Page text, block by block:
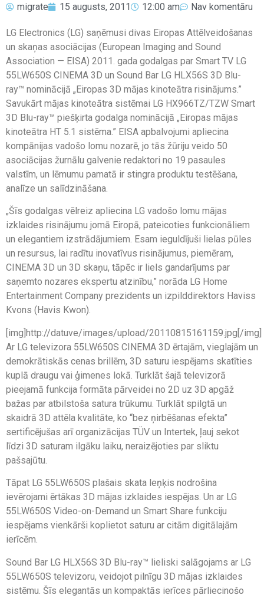
migrate 15 augusts, 2011 12:00 am Nav komentāru
LG Electronics (LG) saņēmusi divas Eiropas Attēlveidošanas
un skaņas asociācijas (European Imaging and Sound
Association — EISA) 2011. gada godalgas par Smart TV LG
55LW650S CINEMA 3D un Sound Bar LG HLX56S 3D Blu-
ray™ nominācijā „Eiropas 3D mājas kinoteātra risinājums.”
Savukārt mājas kinoteātra sistēmai LG HX966TZ/TZW Smart
3D Blu-ray™ piešķirta godalga nominācijā „Eiropas mājas
kinoteātra HT 5.1 sistēma.” EISA apbalvojumi apliecina
kompānijas vadošo lomu nozarē, jo tās žūriju veido 50
asociācijas žurnālu galvenie redaktori no 19 pasaules
valstīm, un lēmumu pamatā ir stingra produktu testēšana,
analīze un salīdzināšana.
„Šīs godalgas vēlreiz apliecina LG vadošo lomu mājas
izklaides risinājumu jomā Eiropā, pateicoties funkcionāliem
un elegantiem izstrādājumiem. Esam ieguldījuši lielas pūles
un resursus, lai radītu inovatīvus risinājumus, piemēram,
CINEMA 3D un 3D skaņu, tāpēc ir liels gandarījums par
saņemto nozares ekspertu atzinību,” norāda LG Home
Entertainment Company prezidents un izpilddirektors Haviss
Kvons (Havis Kwon).
[img]http://datuve/images/upload/20110815161159.jpg[/img]
Ar LG televizora 55LW650S CINEMA 3D ērtajām, vieglajām un
demokrātiskās cenas brillēm, 3D saturu iespējams skatīties
kuplā draugu vai ģimenes lokā. Turklāt šajā televizorā
pieejamā funkcija formāta pārveidei no 2D uz 3D apgāž
bažas par atbilstoša satura trūkumu. Turklāt spilgtā un
skaidrā 3D attēla kvalitāte, ko “bez ņirbēšanas efekta”
sertificējušas arī organizācijas TÜV un Intertek, ļauj sekot
līdzi 3D saturam ilgāku laiku, neraizējoties par sliktu
pašsajūtu.
Tāpat LG 55LW650S plašais skata leņķis nodrošina
ievērojami ērtākas 3D mājas izklaides iespējas. Un ar LG
55LW650S Video-on-Demand un Smart Share funkciju
iespējams vienkārši koplietot saturu ar citām digitālajām
ierīcēm.
Sound Bar LG HLX56S 3D Blu-ray™ lieliski salāgojams ar LG
55LW650S televizoru, veidojot pilnīgu 3D mājas izklaides
sistēmu. Šīs elegantās un kompaktās ierīces pārliecinošo